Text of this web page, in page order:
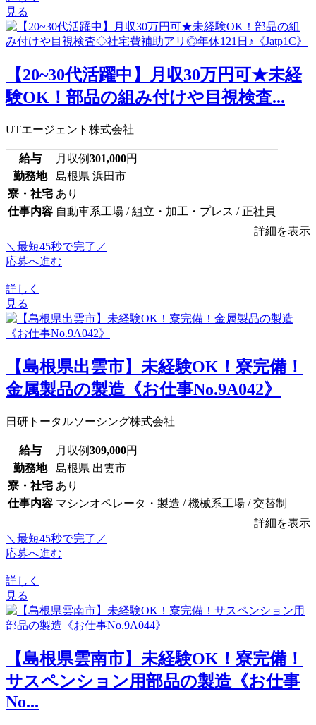
見る
【20~30代活躍中】月収30万円可★未経
験OK！部品の組み付けや目視検査...
UTエージェント株式会社
給与 月収例301,000円
勤務地
島根県 浜田市
寮・社宅 あり
仕事内容 自動車系工場 / 組立・加工・プレス / 正社員
詳細を表示
＼最短45秒で完了／
応募へ進む
詳しく
見る
【島根県出雲市】未経験OK！寮完備！
金属製品の製造《お仕事No.9A042》
日研トータルソーシング株式会社
給与 月収例309,000円
勤務地
島根県 出雲市
寮・社宅 あり
仕事内容 マシンオペレータ・製造 / 機械系工場 / 交替制
詳細を表示
＼最短45秒で完了／
応募へ進む
詳しく
見る
【島根県雲南市】未経験OK！寮完備！
サスペンション用部品の製造《お仕事
No...